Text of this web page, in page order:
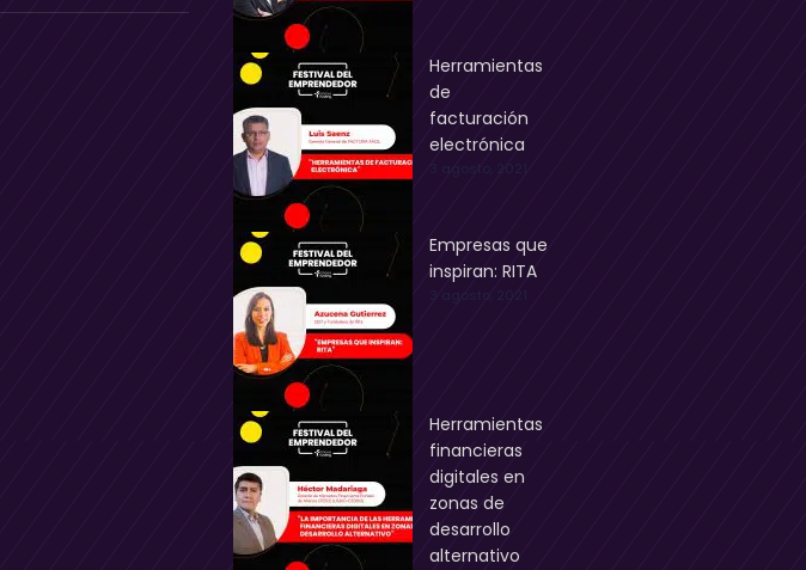
Herramientas
de
facturación
electrónica
Empresas que
inspiran: RITA
Herramientas
financieras
digitales en
zonas de
desarrollo
alternativo